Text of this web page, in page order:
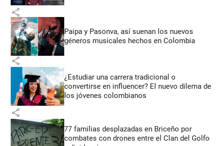
share
Paipa y Pasonva, así suenan los nuevos
géneros musicales hechos en Colombia
share
¿Estudiar una carrera tradicional o
convertirse en influencer? El nuevo dilema de
los jóvenes colombianos
share
77 familias desplazadas en Briceño por
combates con drones entre el Clan del Golfo